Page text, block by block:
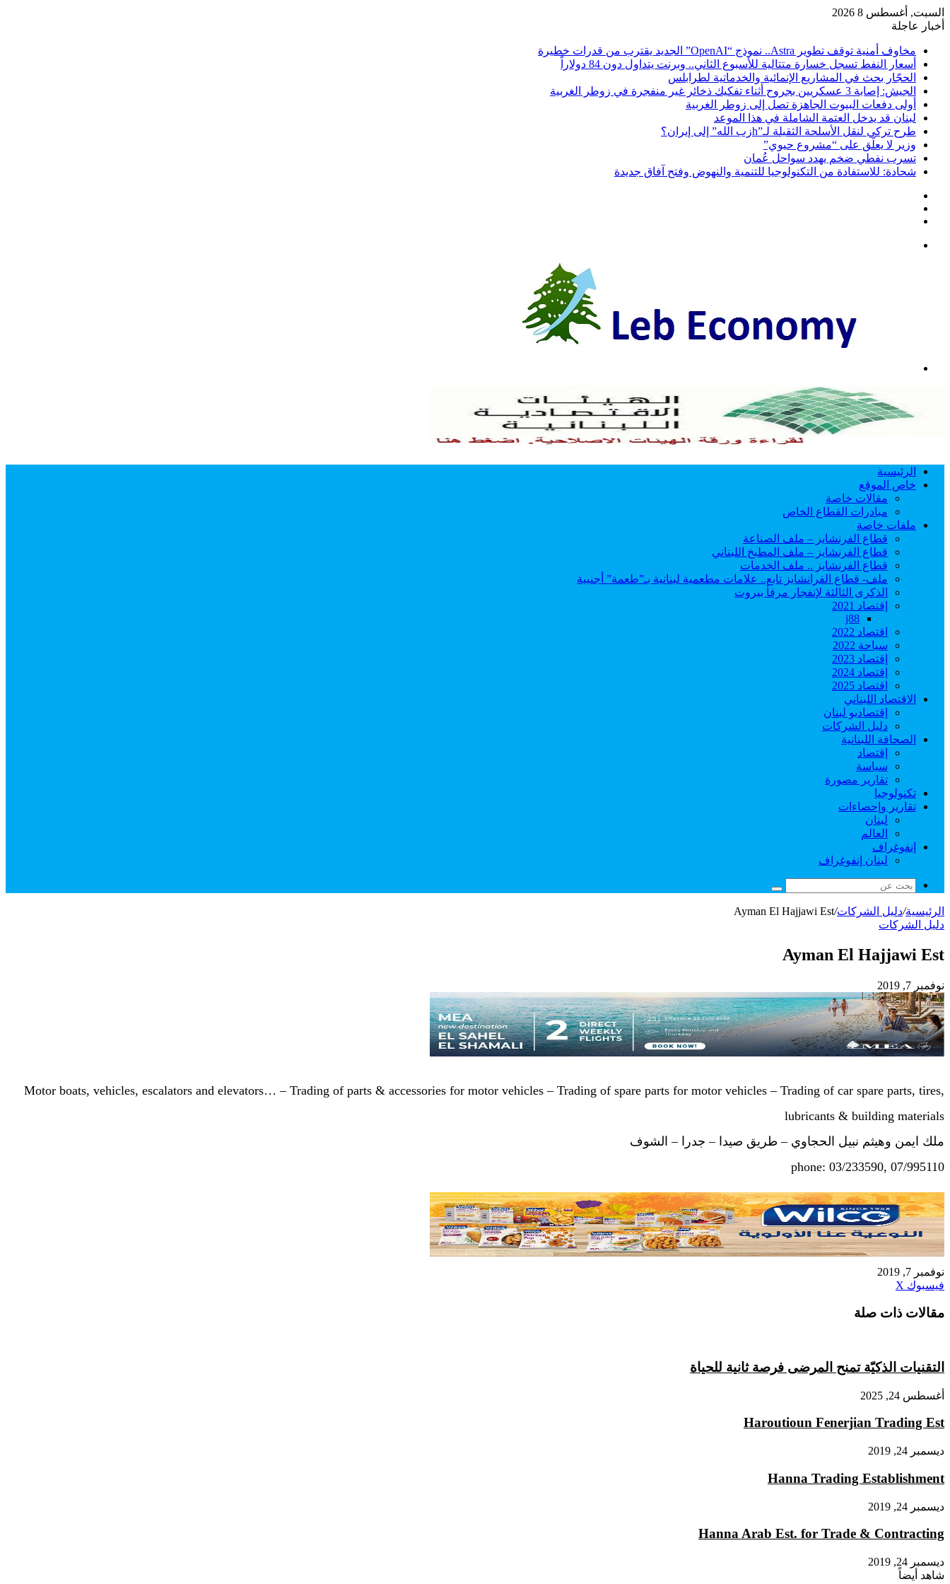
السبت, أغسطس 8 2026
أخبار عاجلة
مخاوف أمنية توقف تطوير Astra.. نموذج “OpenAI” الجديد يقترب من قدرات خطيرة
أسعار النفط تسجل خسارة متتالية للأسبوع الثاني.. وبرنت يتداول دون 84 دولاراً
الحجّار بحث في المشاريع الإنمائية والخدماتية لطرابلس
الجيش: إصابة 3 عسكريين بجروح أثناء تفكيك ذخائر غير منفجرة في زوطر الغربية
أولى دفعات البيوت الجاهزة تصل إلى زوطر الغربية
لبنان قد يدخل العتمة الشاملة في هذا الموعد
طرح تركي لنقل الأسلحة الثقيلة لـ”hزب الله” إلى إيران؟
وزير لا يعلّق على “مشروع حيوي”
تسرب نفطي ضخم يهدد سواحل عُمان
شحادة: للاستفادة من التكنولوجيا للتنمية والنهوض وفتح آفاق جديدة
الرئيسية
خاص الموقع
مقالات خاصة
مبادرات القطاع الخاص
ملفات خاصة
قطاع الفرنشايز – ملف الصناعة
قطاع الفرنشايز – ملف المطبخ اللبناني
قطاع الفرنشايز .. ملف الخدمات
ملف- قطاع الفرانشايز تابع.. علامات مطعمية لبنانية بـ”طعمة” أجنبية
الذكرى الثالثة لإنفجار مرفأ بيروت
إقتصاد 2021
j88
اقتصاد 2022
سياحة 2022
إقتصاد 2023
إقتصاد 2024
اقتصاد 2025
الاقتصاد اللبناني
إقتصاديو لبنان
دليل الشركات
الصحافة اللبنانية
إقتصاد
سياسة
تقارير مصورة
تكنولوجيا
تقارير وإحصاءات
لبنان
العالم
إنفوغراف
لبنان إنفوغراف
بحث
الرئيسية/دليل الشركات/
Ayman El Hajjawi Est
دليل الشركات
Ayman El Hajjawi Est
نوفمبر 7, 2019
Motor boats, vehicles, escalators and elevators… – Trading of parts & accessories for motor vehicles – Trading of spare parts for motor vehicles – Trading of car spare parts, tires,
lubricants & building materials
ملك ايمن وهيثم نبيل الحجاوي – طريق صيدا – جدرا – الشوف
phone: 03/233590, 07/995110
نوفمبر 7, 2019
فيسبوك X
البريد
مقالات ذات صلة
التقنيات الذكيّة تمنح المرضى فرصة ثانية للحياة
أغسطس 24, 2025
Haroutioun Fenerjian Trading Est
ديسمبر 24, 2019
Hanna Trading Establishment
ديسمبر 24, 2019
Hanna Arab Est. for Trade & Contracting
ديسمبر 24, 2019
شاهد أيضاً